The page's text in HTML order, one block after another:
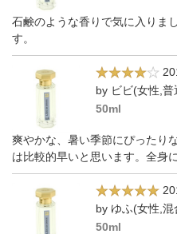
石鹸のような香りで気に入りま
す。
by ビビ(女性,普
50ml
爽やかな、暑い季節にぴったり
は比較的早いと思います。全身
by ゆふ(女性,混
50ml